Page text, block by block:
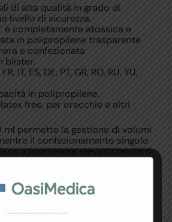
di alta qualità in grado di
livello di sicurezza.
è completamente atossica e
in polipropilene trasparente
e confezionata
blister.
IT, ES, DE, PT, GR, RO, RU, YU,
in polipropilene.
free, per orecchie e altri
ml permette la gestione di volumi
il confezionamento singolo
a mantenere elevati standard
Le siringhe sono
sanitari, irrigazioni, alimentazione
applicazioni professionali.
20 pezzi sterili monouso